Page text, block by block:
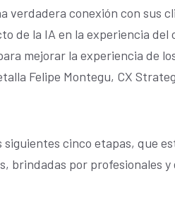
verdadera conexión con sus
de la IA en la experiencia del
mejorar la experiencia de
Felipe Montegu, CX
siguientes cinco etapas, que
brindadas por profesionales